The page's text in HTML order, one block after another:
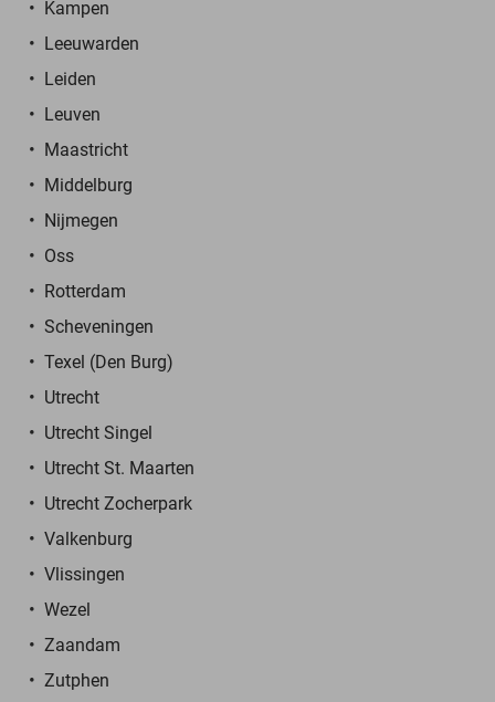
Kampen
Leeuwarden
Leiden
Leuven
Maastricht
Middelburg
Nijmegen
Oss
Rotterdam
Scheveningen
Texel (Den Burg)
Utrecht
Utrecht Singel
Utrecht St. Maarten
Utrecht Zocherpark
Valkenburg
Vlissingen
Wezel
Zaandam
Zutphen